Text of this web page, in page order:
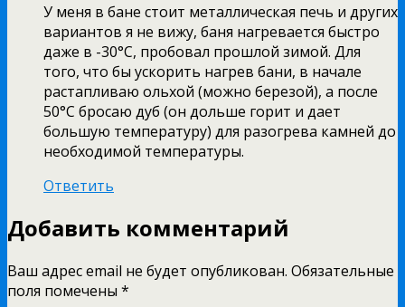
У меня в бане стоит металлическая печь и других
вариантов я не вижу, баня нагревается быстро
даже в -30°С, пробовал прошлой зимой. Для
того, что бы ускорить нагрев бани, в начале
растапливаю ольхой (можно березой), а после
50°С бросаю дуб (он дольше горит и дает
большую температуру) для разогрева камней до
необходимой температуры.
Ответить
Добавить комментарий
Ваш адрес email не будет опубликован. Обязательные
поля помечены *